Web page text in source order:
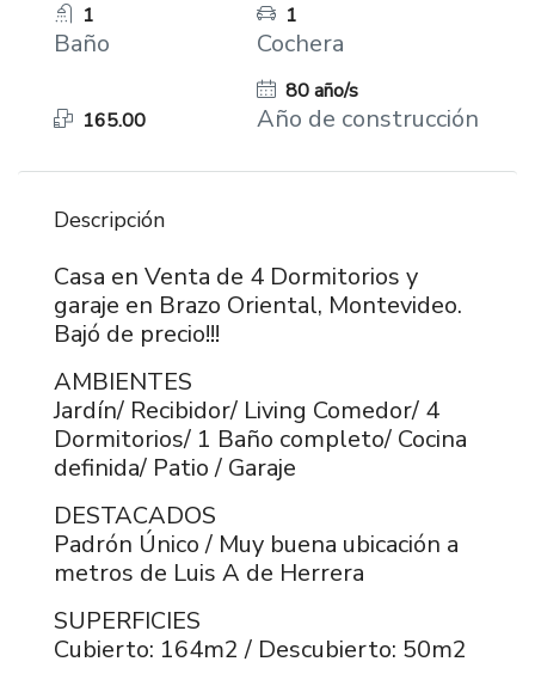
1
Baño
1
Cochera
165.00
80 año/s
Año de construcción
Descripción
Casa en Venta de 4 Dormitorios y
garaje en Brazo Oriental, Montevideo.
Bajó de precio!!!
AMBIENTES
Jardín/ Recibidor/ Living Comedor/ 4
Dormitorios/ 1 Baño completo/ Cocina
definida/ Patio / Garaje
DESTACADOS
Padrón Único / Muy buena ubicación a
metros de Luis A de Herrera
SUPERFICIES
Cubierto: 164m2 / Descubierto: 50m2